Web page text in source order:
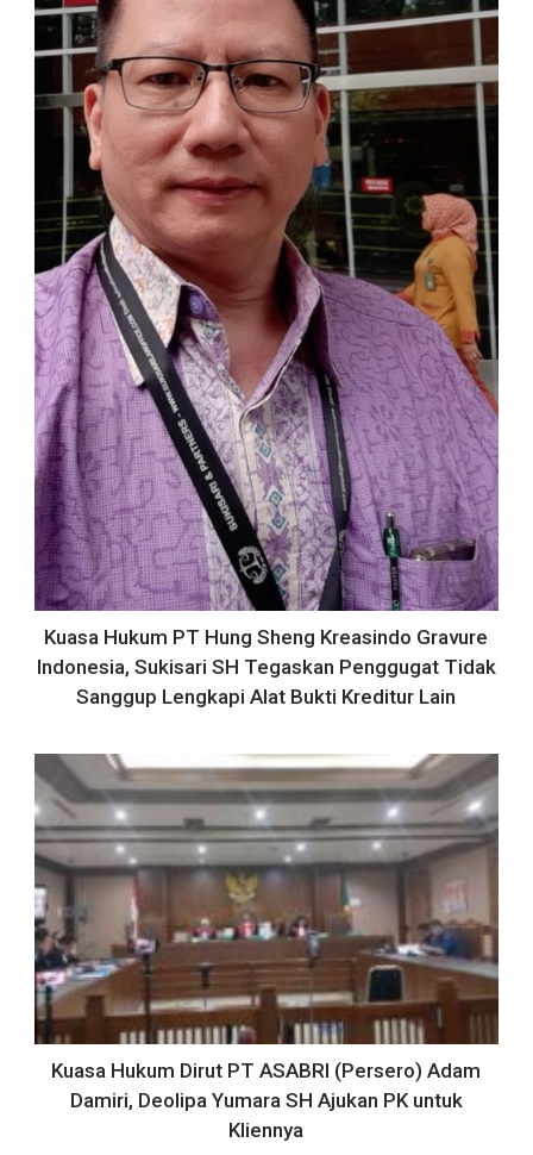
Kuasa Hukum PT Hung Sheng Kreasindo Gravure
Indonesia, Sukisari SH Tegaskan Penggugat Tidak
Sanggup Lengkapi Alat Bukti Kreditur Lain
Kuasa Hukum Dirut PT ASABRI (Persero) Adam
Damiri, Deolipa Yumara SH Ajukan PK untuk
Kliennya